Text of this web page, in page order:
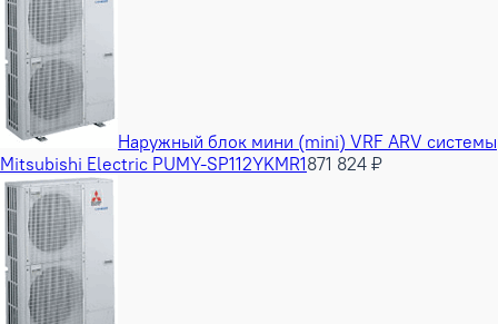
Наружный блок мини (mini) VRF ARV системы
Mitsubishi Electric PUMY-SP112YKMR1871 824 ₽